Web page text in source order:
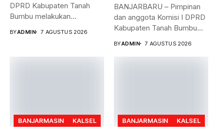
DPRD Kabupaten Tanah
Bumbu melakukan
BYADMIN 7 AGUSTUS 2026
BANJARBARU – Pimpinan
dan anggota Komisi I DPRD
Kabupaten Tanah Bumbu
BYADMIN 7 AGUSTUS 2026
BANJARMASIN KALSEL BANJARMASIN KALSEL